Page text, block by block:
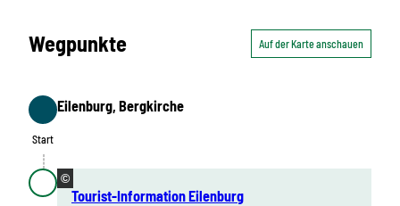
Wegpunkte Auf der Karte anschauen
Start
Start
Eilenburg, Bergkirche
©
Tourist-Information Eilenburg